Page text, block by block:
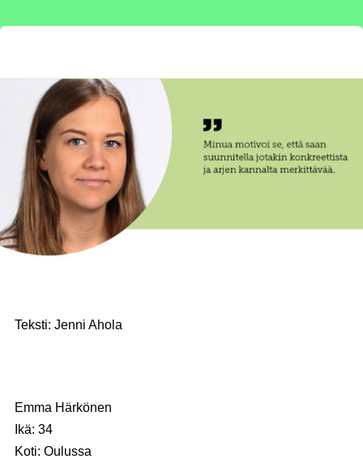
Teksti: Jenni Ahola
Emma Härkönen
Ikä: 34
Koti: Oulussa